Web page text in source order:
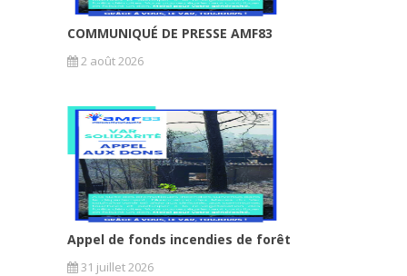
COMMUNIQUÉ DE PRESSE AMF83
2 août 2026
Appel de fonds incendies de forêt
31 juillet 2026